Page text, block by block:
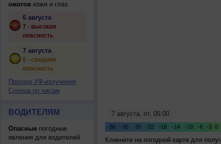
ожоговкожи и глаз
6 августа
7 - высокая
опасность
7 августа
6 - средняя
опасность
Прогноз УФ-излучения
Солнца по часам
ВОДИТЕЛЯМ
Опасныепогодные
явления для водителей
Кликните на погодной карте для